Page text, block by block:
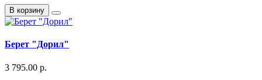
В корзину
Берет "Дорил"
3 795.00 р.